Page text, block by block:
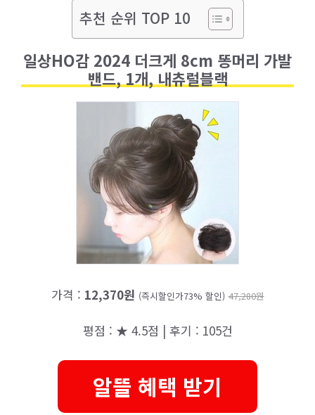
추천 순위 TOP 10
일상HO감 2024 더크게 8cm 똥머리 가발
밴드, 1개, 내츄럴블랙
가격 : 12,370원 (즉시할인가73% 할인) 47,280원
평점 : ★ 4.5점 | 후기 : 105건
알뜰 혜택 받기